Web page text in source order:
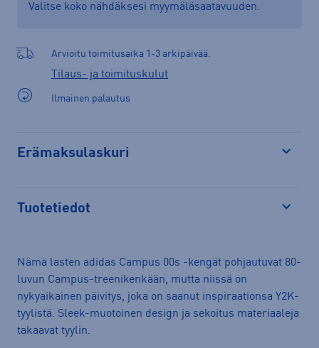
Valitse koko nähdäksesi myymäläsaatavuuden.
Arvioitu toimitusaika 1-3 arkipäivää.
Tilaus- ja toimituskulut
Ilmainen palautus
Erämaksulaskuri
Tuotetiedot
Nämä lasten adidas Campus 00s -kengät pohjautuvat 80-
luvun Campus-treenikenkään, mutta niissä on
nykyaikainen päivitys, joka on saanut inspiraationsa Y2K-
tyylistä. Sleek-muotoinen design ja sekoitus materiaaleja
takaavat tyylin.